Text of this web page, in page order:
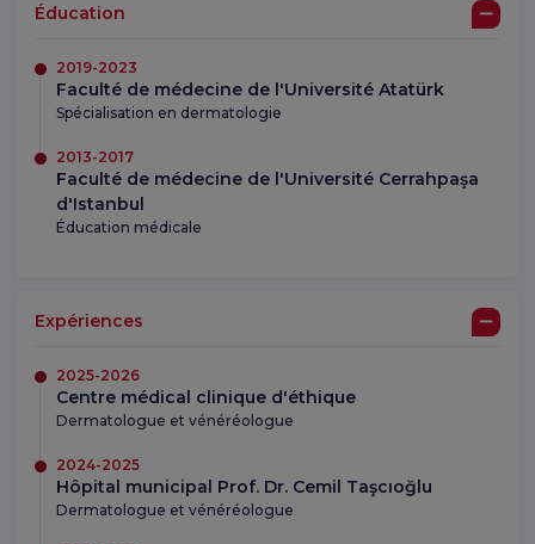
Éducation
2019-2023
Faculté de médecine de l'Université Atatürk
Spécialisation en dermatologie
2013-2017
Faculté de médecine de l'Université Cerrahpaşa
d'Istanbul
Éducation médicale
Expériences
2025-2026
Centre médical clinique d'éthique
Dermatologue et vénéréologue
2024-2025
Hôpital municipal Prof. Dr. Cemil Taşcıoğlu
Dermatologue et vénéréologue